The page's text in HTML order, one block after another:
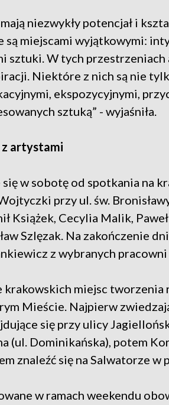
niezwykły potencjał i
są miejscami wyjątkowymi:
sztuki. W tych
Niektóre z nich są nie
ekspozycyjnymi,
sztuką” - wyjaśniła.
z artystami
w sobotę od spotkania na
przy ul. św.
Książek, Cecylia Malik,
Szlęzak. Na zakończenie
z wybranych
miejsc tworzenia
Mieście. Najpierw
się przy ulicy
(ul. Dominikańska), potem
znaleźć się na Salwatorze w
w ramach weekendu